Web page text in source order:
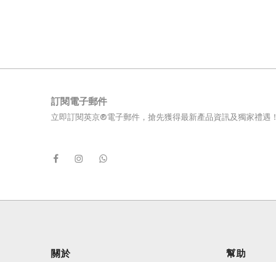
訂閱電子郵件
立即訂閱英京®電子郵件，搶先獲得最新產品資訊及獨家禮遇！
關於 幫助